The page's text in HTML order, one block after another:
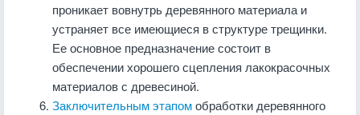
проникает вовнутрь деревянного материала и
устраняет все имеющиеся в структуре трещинки.
Ее основное предназначение состоит в
обеспечении хорошего сцепления лакокрасочных
материалов с древесиной.
Заключительным этапомобработки деревянного